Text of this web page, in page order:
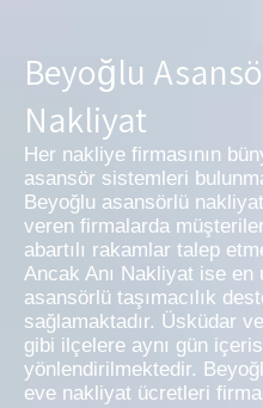
Beyoğlu
Nakliyat
Her nakliye firmasının
asansör sistemleri
Beyoğlu asansörlü
veren firmalarda
abartılı rakamlar talep
Ancak Anı Nakliyat ise en
asansörlü taşımacılık
sağlamaktadır. Üsküdar
gibi ilçelere aynı gün
yönlendirilmektedir.
eve nakliyat ücretleri